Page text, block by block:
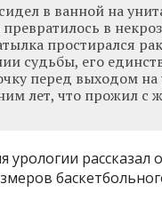
в ванной на
превратилось в
простирался
судьбы, его
перед выходом на
лет, что прожил с
урологии